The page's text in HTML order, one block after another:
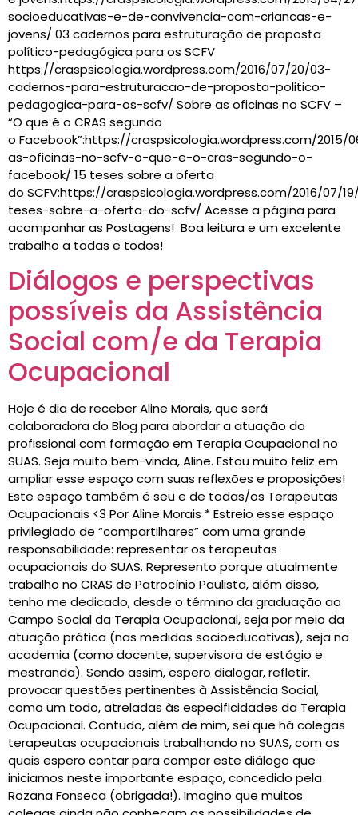
socioeducativas-e-de-convivencia-com-criancas-e-
jovens/ 03 cadernos para estruturação de proposta
político-pedagógica para os SCFV
https://craspsicologia.wordpress.com/2016/07/20/03-
cadernos-para-estruturacao-de-proposta-politico-
pedagogica-para-os-scfv/ Sobre as oficinas no SCFV –
“O que é o CRAS segundo
o Facebook”:https://craspsicologia.wordpress.com/2015/
as-oficinas-no-scfv-o-que-e-o-cras-segundo-o-
facebook/ 15 teses sobre a oferta
do SCFV:https://craspsicologia.wordpress.com/2016/07/
teses-sobre-a-oferta-do-scfv/ Acesse a página para
acompanhar as Postagens! Boa leitura e um excelente
trabalho a todas e todos!
Diálogos e perspectivas
possíveis da Assistência
Social com/e da Terapia
Ocupacional
Hoje é dia de receber Aline Morais, que será
colaboradora do Blog para abordar a atuação do
profissional com formação em Terapia Ocupacional no
SUAS. Seja muito bem-vinda, Aline. Estou muito feliz em
ampliar esse espaço com suas reflexões e proposições!
Este espaço também é seu e de todas/os Terapeutas
Ocupacionais <3 Por Aline Morais * Estreio esse espaço
privilegiado de “compartilhares” com uma grande
responsabilidade: representar os terapeutas
ocupacionais do SUAS. Represento porque atualmente
trabalho no CRAS de Patrocínio Paulista, além disso,
tenho me dedicado, desde o término da graduação ao
Campo Social da Terapia Ocupacional, seja por meio da
atuação prática (nas medidas socioeducativas), seja na
academia (como docente, supervisora de estágio e
mestranda). Sendo assim, espero dialogar, refletir,
provocar questões pertinentes à Assistência Social,
como um todo, atreladas às especificidades da Terapia
Ocupacional. Contudo, além de mim, sei que há colegas
terapeutas ocupacionais trabalhando no SUAS, com os
quais espero contar para compor este diálogo que
iniciamos neste importante espaço, concedido pela
Rozana Fonseca (obrigada!). Imagino que muitos